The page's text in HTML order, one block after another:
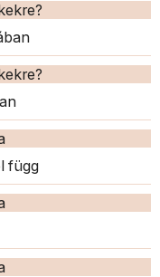
függ